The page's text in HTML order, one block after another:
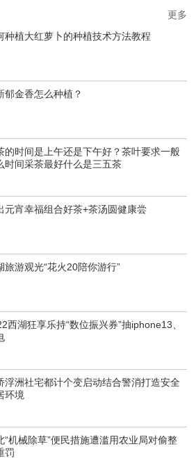
种植大红萝卜的种植技术方法教程
郁金香怎么种植？
的时间是上午还是下午好？茶叶要求一般
时间采茶最好什么是三五茶
元宵幸福组合好茶+茶汤圆健康尝
旅游观光“花火20陪你游行”
西湖狂享乐持“数位振兴券”抽iphone13、
浮洲社宅都计个变启动结合警消打造安全
环境
“机械除草”便民措施遭滥用农业局对偷整
罚
更多